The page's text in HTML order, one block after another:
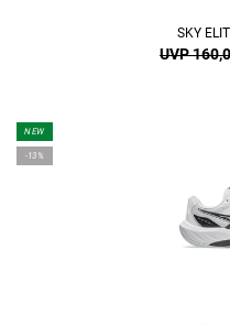
SKY
UVP
NEW
-13%